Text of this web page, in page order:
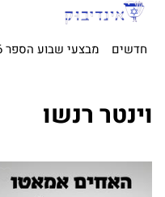
חדשים מבצעי שבוע הספר 2026
וינטר רנשו